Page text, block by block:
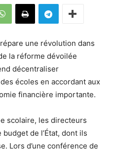
une révolution dans
la réforme dévoilée
décentraliser
écoles en accordant aux
financière importante.
scolaire, les directeurs
de l’État, dont ils
Lors d’une conférence de